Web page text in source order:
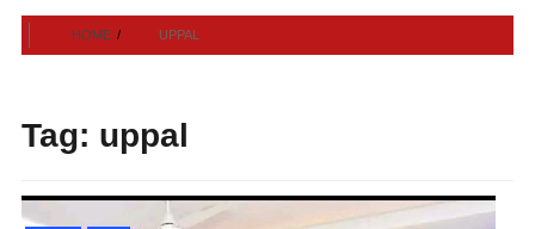
HOME UPPAL
Tag: uppal